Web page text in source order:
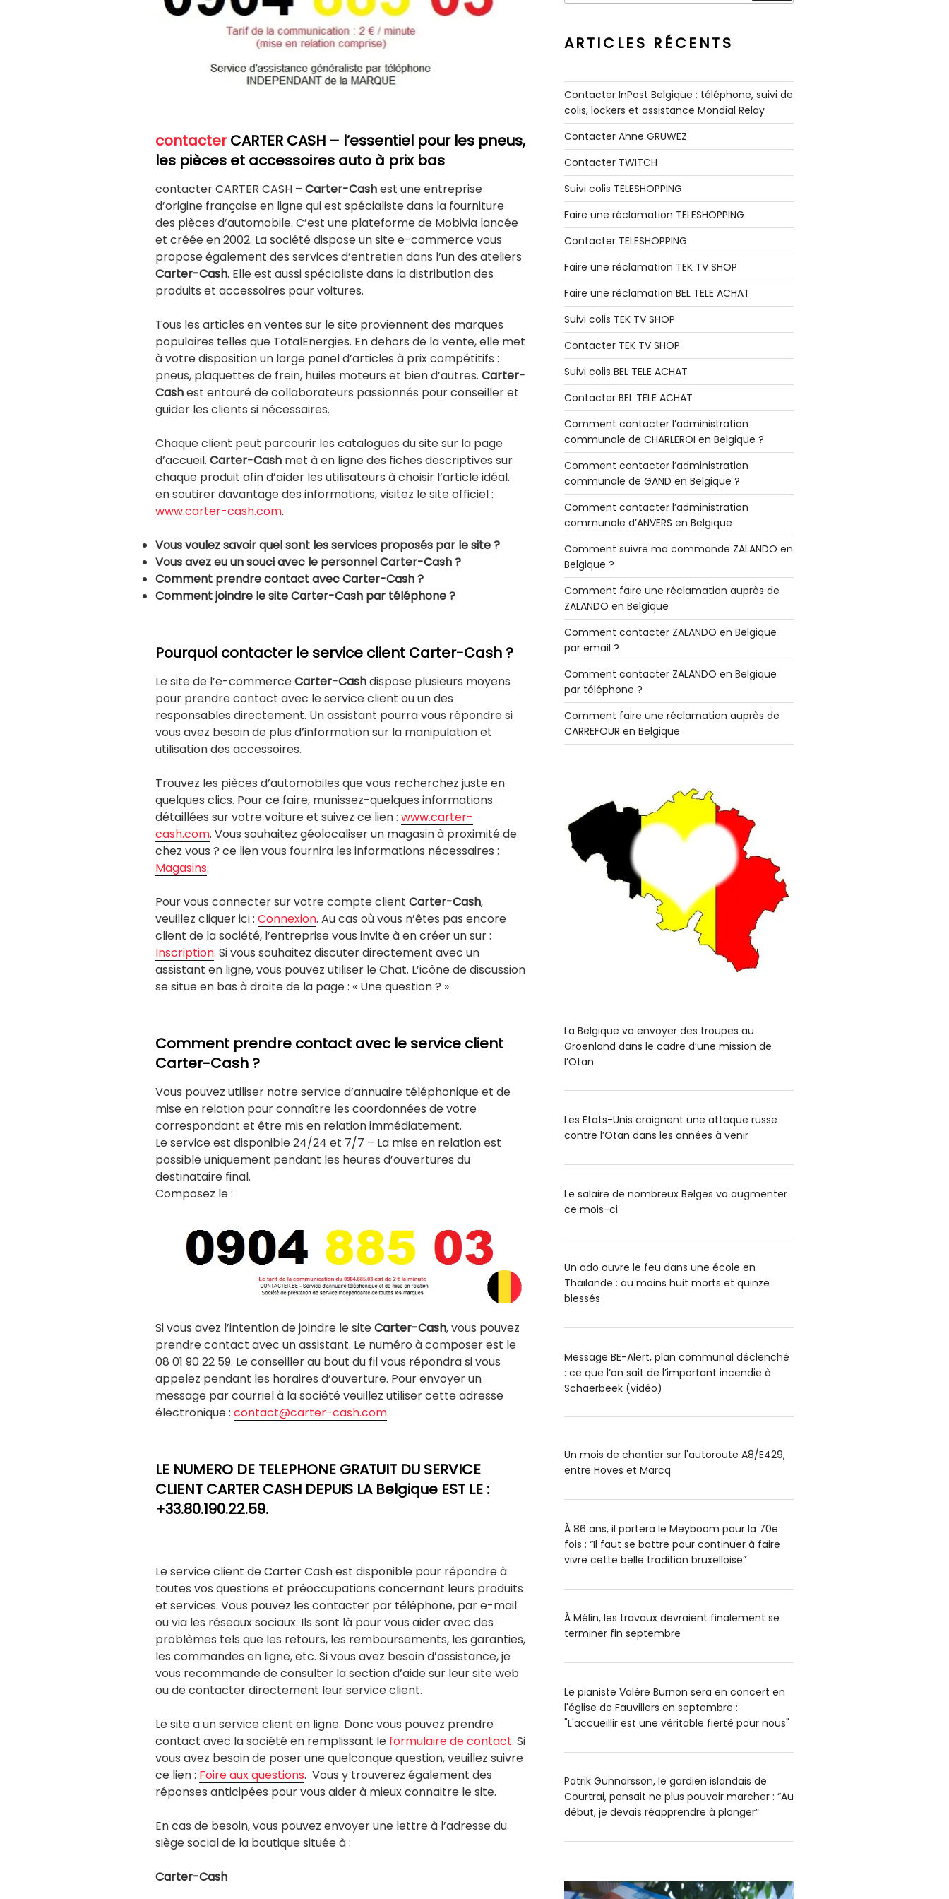
contacterCARTER CASH – l’essentiel pour les pneus,
les pièces et accessoires auto à prix bas
contacter CARTER CASH – Carter-Cashest une entreprise
d’origine française en ligne qui est spécialiste dans la fourniture
des pièces d’automobile. C’est une plateforme de Mobivia lancée
et créée en 2002. La société dispose un site e-commerce vous
propose également des services d’entretien dans l’un des ateliers
Carter-Cash. Elle est aussi spécialiste dans la distribution des
produits et accessoires pour voitures.
Tous les articles en ventes sur le site proviennent des marques
populaires telles que TotalEnergies. En dehors de la vente, elle met
à votre disposition un large panel d’articles à prix compétitifs :
pneus, plaquettes de frein, huiles moteurs et bien d’autres. Carter-
Cashest entouré de collaborateurs passionnés pour conseiller et
guider les clients si nécessaires.
Chaque client peut parcourir les catalogues du site sur la page
d’accueil. Carter-Cash met à en ligne des fiches descriptives sur
chaque produit afin d’aider les utilisateurs à choisir l’article idéal.
en soutirer davantage des informations, visitez le site officiel :
www.carter-cash.com.
Vous voulez savoir quel sont les services proposés par le site ?
Vous avez eu un souci avec le personnelCarter-Cash ?
Comment prendre contact avecCarter-Cash ?
Comment joindre le siteCarter-Cash par téléphone ?
Pourquoi contacter le service client Carter-Cash ?
Le site de l’e-commerceCarter-Cashdispose plusieurs moyens
pour prendre contact avec le service client ou un des
responsables directement. Un assistant pourra vous répondre si
vous avez besoin de plus d’information sur la manipulation et
utilisation des accessoires.
Trouvez les pièces d’automobiles que vous recherchez juste en
quelques clics. Pour ce faire, munissez-quelques informations
détaillées sur votre voiture et suivez ce lien : www.carter-
cash.com. Vous souhaitez géolocaliser un magasin à proximité de
chez vous ? ce lien vous fournira les informations nécessaires :
Magasins.
Pour vous connecter sur votre compte client Carter-Cash,
veuillez cliquer ici : Connexion. Au cas où vous n’êtes pas encore
client de la société, l’entreprise vous invite à en créer un sur :
Inscription. Si vous souhaitez discuter directement avec un
assistant en ligne, vous pouvez utiliser le Chat. L’icône de discussion
se situe en bas à droite de la page : « Une question ? ».
Comment prendre contact avec le service client
Carter-Cash ?
Vous pouvez utiliser notre service d’annuaire téléphonique et de
mise en relation pour connaître les coordonnées de votre
correspondant et être mis en relation immédiatement.
Le service est disponible 24/24 et 7/7 – La mise en relation est
possible uniquement pendant les heures d’ouvertures du
destinataire final.
Composez le :
Si vous avez l’intention de joindre le siteCarter-Cash, vous pouvez
prendre contact avec un assistant. Le numéro à composer est le
08 01 90 22 59. Le conseiller au bout du fil vous répondra si vous
appelez pendant les horaires d’ouverture. Pour envoyer un
message par courriel à la société veuillez utiliser cette adresse
électronique : contact@carter-cash.com.
LE NUMERO DE TELEPHONE GRATUIT DU SERVICE
CLIENT CARTER CASH DEPUIS LA Belgique EST LE :
+33.80.190.22.59.
Le service client de Carter Cash est disponible pour répondre à
toutes vos questions et préoccupations concernant leurs produits
et services. Vous pouvez les contacter par téléphone, par e-mail
ou via les réseaux sociaux. Ils sont là pour vous aider avec des
problèmes tels que les retours, les remboursements, les garanties,
les commandes en ligne, etc. Si vous avez besoin d’assistance, je
vous recommande de consulter la section d’aide sur leur site web
ou de contacter directement leur service client.
Le site a un service client en ligne. Donc vous pouvez prendre
contact avec la société en remplissant le formulaire de contact. Si
vous avez besoin de poser une quelconque question, veuillez suivre
ce lien : Foire aux questions. Vous y trouverez également des
réponses anticipées pour vous aider à mieux connaitre le site.
En cas de besoin, vous pouvez envoyer une lettre à l’adresse du
siège social de la boutique située à :
Carter-Cash
:
ARTICLES RÉCENTS
Contacter InPost Belgique : téléphone, suivi de
colis, lockers et assistance Mondial Relay
Contacter Anne GRUWEZ
Contacter TWITCH
Suivi colis TELESHOPPING
Faire une réclamation TELESHOPPING
Contacter TELESHOPPING
Faire une réclamation TEK TV SHOP
Faire une réclamation BEL TELE ACHAT
Suivi colis TEK TV SHOP
Contacter TEK TV SHOP
Suivi colis BEL TELE ACHAT
Contacter BEL TELE ACHAT
Comment contacter l’administration
communale de CHARLEROI en Belgique ?
Comment contacter l’administration
communale de GAND en Belgique ?
Comment contacter l’administration
communale d’ANVERS en Belgique
Comment suivre ma commande ZALANDO en
Belgique ?
Comment faire une réclamation auprès de
ZALANDO en Belgique
Comment contacter ZALANDO en Belgique
par email ?
Comment contacter ZALANDO en Belgique
par téléphone ?
Comment faire une réclamation auprès de
CARREFOUR en Belgique
La Belgique va envoyer des troupes au
Groenland dans le cadre d’une mission de
l’Otan
Les Etats-Unis craignent une attaque russe
contre l’Otan dans les années à venir
Le salaire de nombreux Belges va augmenter
ce mois-ci
Un ado ouvre le feu dans une école en
Thaïlande : au moins huit morts et quinze
blessés
Message BE-Alert, plan communal déclenché
: ce que l’on sait de l’important incendie à
Schaerbeek (vidéo)
Un mois de chantier sur l'autoroute A8/E429,
entre Hoves et Marcq
À 86 ans, il portera le Meyboom pour la 70e
fois : “Il faut se battre pour continuer à faire
vivre cette belle tradition bruxelloise”
À Mélin, les travaux devraient finalement se
terminer fin septembre
Le pianiste Valère Burnon sera en concert en
l'église de Fauvillers en septembre :
"L'accueillir est une véritable fierté pour nous"
Patrik Gunnarsson, le gardien islandais de
Courtrai, pensait ne plus pouvoir marcher : “Au
début, je devais réapprendre à plonger”